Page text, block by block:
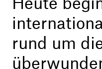
Heute
rund um